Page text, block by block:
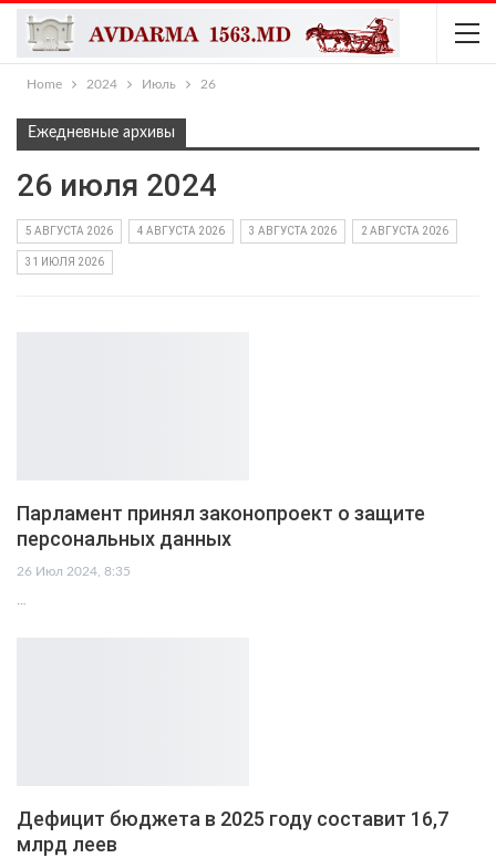
Home 2024 Июль 26
Ежедневные архивы
26 июля 2024
5 АВГУСТА 2026 4 АВГУСТА 2026 3 АВГУСТА 2026 2 АВГУСТА 2026
31 ИЮЛЯ 2026
Парламент принял законопроект о защите
персональных данных
26 Июл 2024, 8:35
…
Дефицит бюджета в 2025 году составит 16,7
млрд леев